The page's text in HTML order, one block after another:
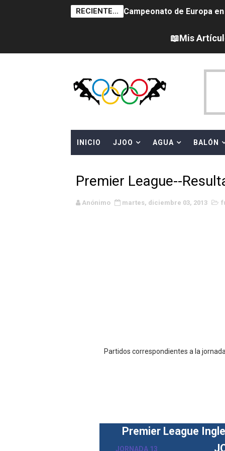
RECIENTE... Campeonato de Europa
Campeonato de Europa
Women's Pro Baseball
Campeonato de Europa
Campeonato de Europa
Canadá Open 2026
WWE NXT - Myles
EFA y AFLE 2026 -
Grandes éxitos por fin
Campeonato de Europa
Campeonato de Europa
Mundial de lacrosse
Máxima celebración en
Mundial de esgrima 2026
Raquel Rodriguez es la
Athletes Unlimited
📖Mis
INICIO JJOO AGUA BALÓN
Premier League--
Anónimo martes, diciembre 03, 2013
Partidos correspondientes a la
Premier League
JORNADA 13